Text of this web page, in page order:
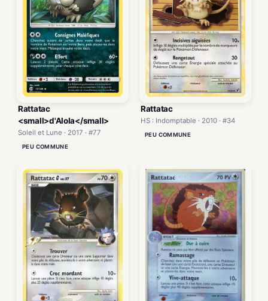
Rattatac
<small>d'Alola</small>
Soleil et Lune · 2017 · #77
PEU COMMUNE
Rattatac
HS : Indomptable · 2010 · #34
PEU COMMUNE